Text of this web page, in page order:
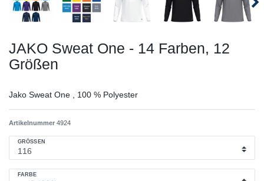
JAKO Sweat One - 14 Farben, 12
Größen
Jako Sweat One , 100 % Polyester
Artikelnummer 4924
GRÖSSEN
FARBE